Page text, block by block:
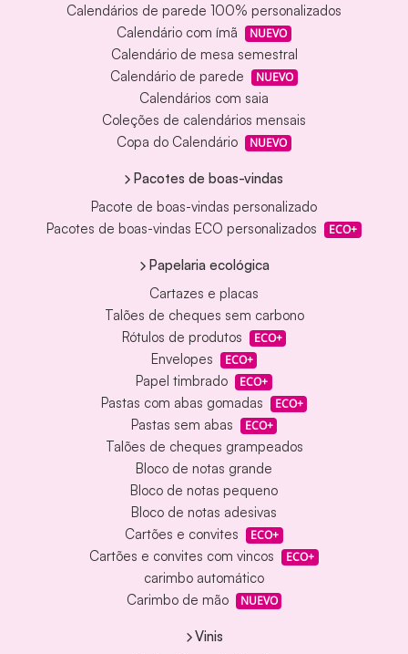
Calendários de parede 100% personalizados
Calendário com ímã
NUEVO
Calendário de mesa semestral
Calendário de parede
NUEVO
Calendários com saia
Coleções de calendários mensais
Copa do Calendário
NUEVO
Pacotes de boas-vindas
Pacote de boas-vindas personalizado
Pacotes de boas-vindas ECO personalizados
ECO+
Papelaria ecológica
Cartazes e placas
Talões de cheques sem carbono
Rótulos de produtos
ECO+
Envelopes ECO+
Papel timbrado ECO+
Pastas com abas gomadas ECO+
Pastas sem abas ECO+
Talões de cheques grampeados
Bloco de notas grande
Bloco de notas pequeno
Bloco de notas adesivas
Cartões e convites
ECO+
Cartões e convites com vincos ECO+
carimbo automático
Carimbo de mão
NUEVO
Vinis